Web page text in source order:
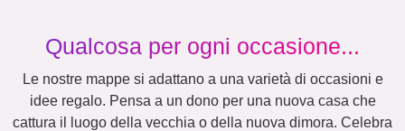
Qualcosa per ogni occasione...
Le nostre mappe si adattano a una varietà di occasioni e
idee regalo. Pensa a un dono per una nuova casa che
cattura il luogo della vecchia o della nuova dimora. Celebra